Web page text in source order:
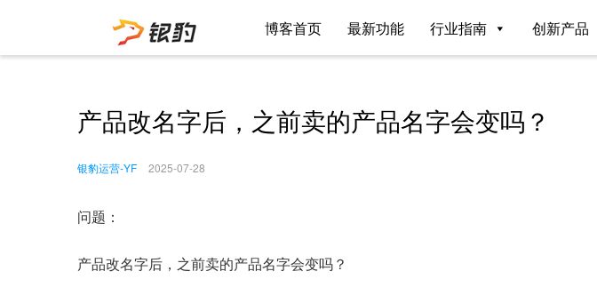
博客首页 最新功能 行业指南 创新产品
产品改名字后，之前卖的产品名字会变吗？
银豹运营-YF 2025-07-28
问题：
产品改名字后，之前卖的产品名字会变吗？